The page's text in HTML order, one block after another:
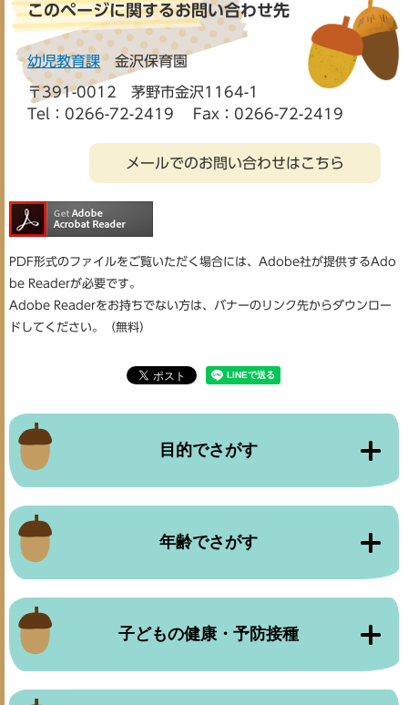
このページに関するお問い合わせ先
幼児教育課 金沢保育園
〒391-0012 茅野市金沢1164-1
Tel：0266-72-2419
Fax：0266-72-2419
メールでのお問い合わせはこちら
PDF形式のファイルをご覧いただく場合には、Adobe社が提供するAdo
be Readerが必要です。
Adobe Readerをお持ちでない方は、バナーのリンク先からダウンロー
ドしてください。（無料）
目的でさがす
年齢でさがす
子どもの健康・予防接種